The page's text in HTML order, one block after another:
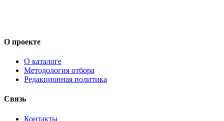
О проекте
О каталоге
Методология отбора
Редакционная политика
Связь
Контакты